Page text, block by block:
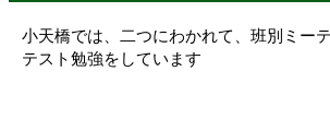
小天橋では、二つにわかれて、班別ミー
テスト勉強をしています